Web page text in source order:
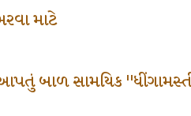
માટે
આપતું બાળ સામયિક